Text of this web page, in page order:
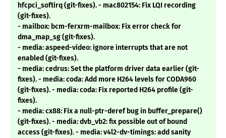
hfcpci_softirq (git-fixes). - mac802154: Fix LQI recording
(git-fixes).
- mailbox: bcm-ferxrm-mailbox: Fix error check for
dma_map_sg (git-fixes).
- media: aspeed-video: ignore interrupts that are not
enabled (git-fixes).
- media: cedrus: Set the platform driver data earlier (git-
fixes). - media: coda: Add more H264 levels for CODA960
(git-fixes). - media: coda: Fix reported H264 profile (git-
fixes).
- media: cx88: Fix a null-ptr-deref bug in buffer_prepare()
(git-fixes). - media: dvb_vb2: fix possible out of bound
access (git-fixes). - media: v4l2-dv-timings: add sanity